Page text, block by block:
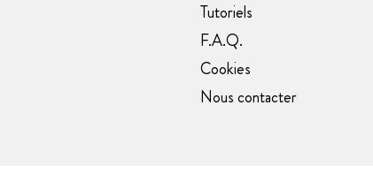
Tutoriels
F.A.Q.
Cookies
Nous contacter